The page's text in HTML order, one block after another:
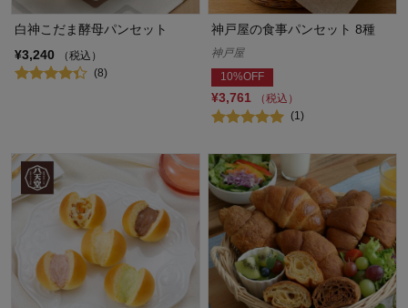
白神こだま酵母パンセット
¥3,240
（税込）
(8)
神戸屋の食事パンセット 8種
神戸屋
10%OFF
¥3,761
（税込）
(1)